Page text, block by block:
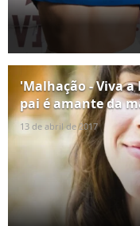
'Malhação - Viva a
pai é amante da
13 de abril de 2017